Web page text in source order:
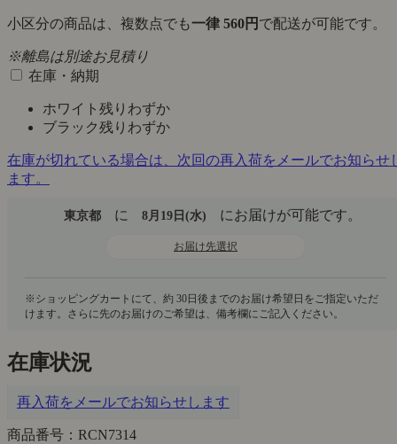
小区分の商品は、複数点でも一律 560円 で配送が可能です。
※離島は別途お見積り
在庫・納期
ホワイト 残りわずか
ブラック残りわずか
在庫が切れている場合は、次回の再入荷をメールでお知らせ
ます。
東京都 に 8月19日(水) にお届けが可能です。
お届け先選択
在庫状況
再入荷をメールでお知らせします
商品番号：RCN7314